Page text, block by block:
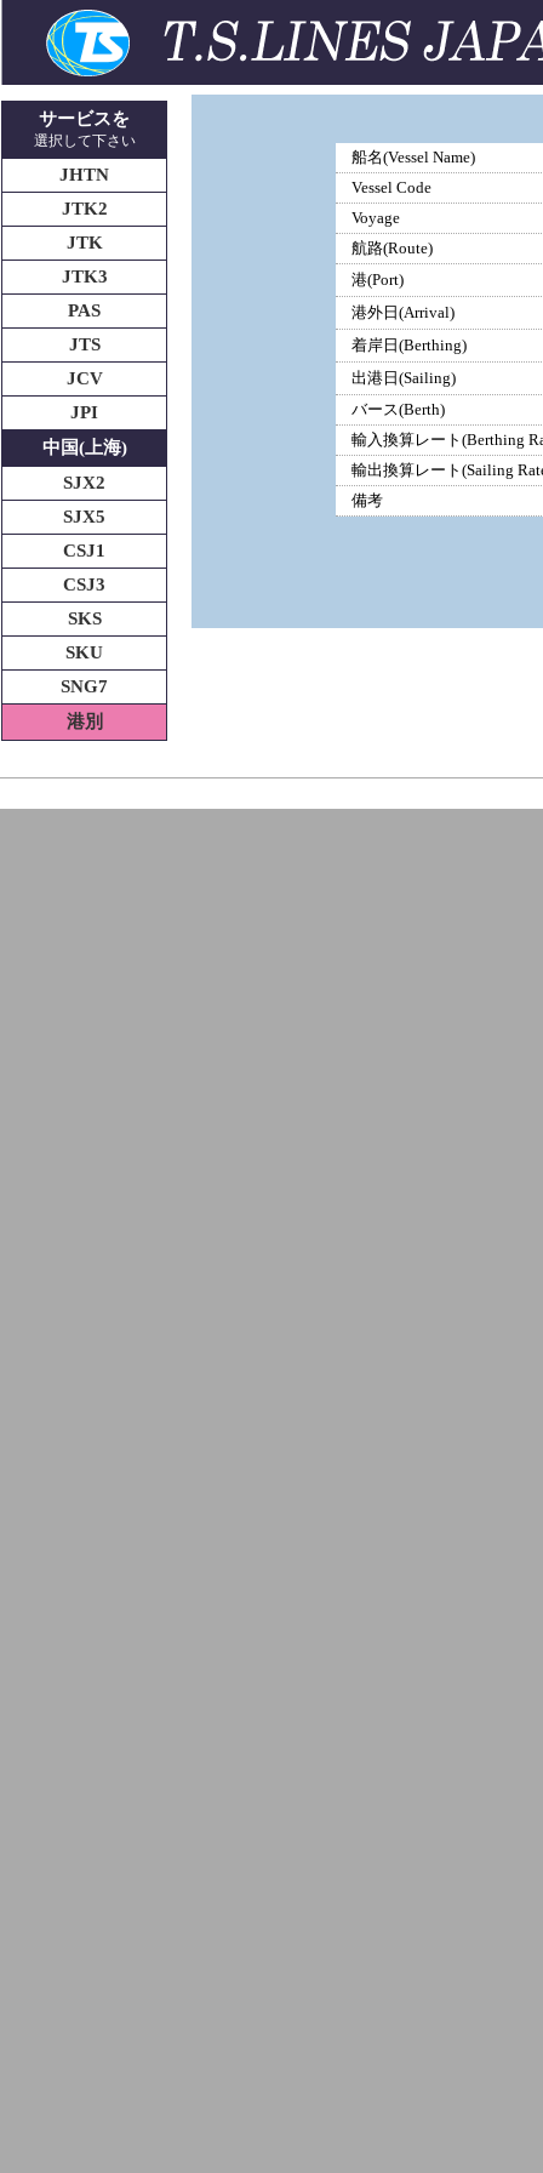
サービスを
選択して下さい
JHTN
JTK2
JTK
JTK3
PAS
JTS
JCV
JPI
中国(上海)
SJX2
SJX5
CSJ1
CSJ3
SKS
SKU
SNG7
港別
船名(Vessel Name)
Vessel Code
Voyage
航路(Route)
港(Port)
港外日(Arrival)
着岸日(Berthing)
出港日(Sailing)
バース(Berth)
輸入換算レート(Berthing
輸出換算レート(Sailing
備考